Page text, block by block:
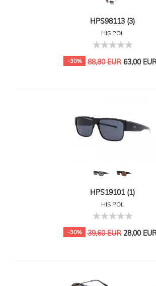
HPS98113 (3)
HIS POL
-30% 88,80 EUR63,00
HPS19101 (1)
HIS POL
-30% 39,60 EUR28,00